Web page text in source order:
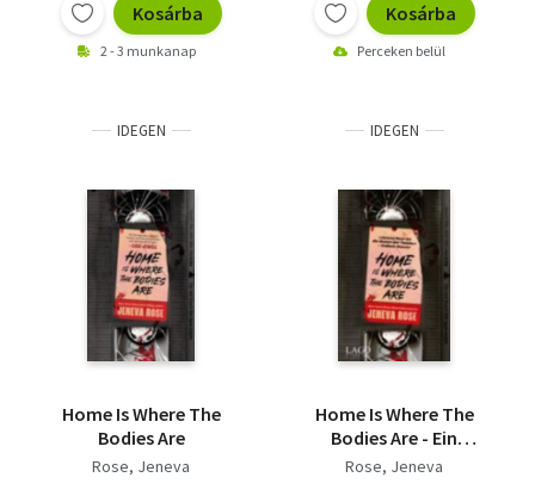
Kosárba
2 - 3 munkanap
Kosárba
Perceken belül
IDEGEN
Home Is Where The
Bodies Are
Rose, Jeneva
IDEGEN
Home Is Where The
Bodies Are - Ein
fesselnder Thriller der
Rose, Jeneva